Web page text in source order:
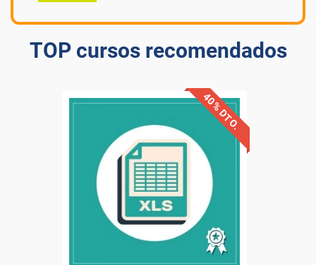
TOP cursos recomendados
Descuentos especiales
Sin requisitos de acceso
Diploma
Compra segura
40% DTO.